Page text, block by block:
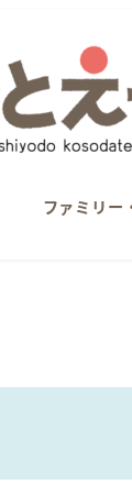
ファミリー